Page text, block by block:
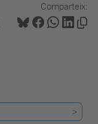
Comparteix:
>